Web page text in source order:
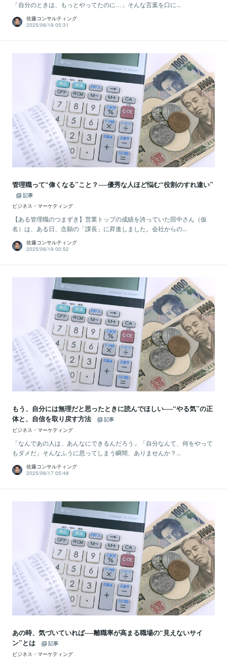
「自分のときは、もっとやってたのに…」そんな言葉を口に...
佐藤コンサルティング
2025/06/19 05:31
管理職って“偉くなる”こと？──優秀な人ほど悩む“役割のすれ違い”
記事
ビジネス・マーケティング
【ある管理職のつまずき】営業トップの成績を誇っていた田中さん（仮
名）は、ある日、念願の「課長」に昇進しました。会社からの...
佐藤コンサルティング
2025/06/19 00:52
もう、自分には無理だと思ったときに読んでほしい──“やる気”の正
体と、自信を取り戻す方法
記事
ビジネス・マーケティング
「なんであの人は、あんなにできるんだろう」「自分なんて、何をやって
もダメだ」そんなふうに思ってしまう瞬間、ありませんか？...
佐藤コンサルティング
2025/06/17 05:48
あの時、気づいていれば──離職率が高まる職場の“見えないサイ
ン”とは
記事
ビジネス・マーケティング